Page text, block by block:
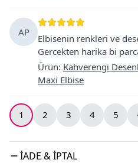
AP
Elbisenin renkleri ve
Gercekten harika bi
Ürün: Kahverengi
Maxi Elbise
1 2 3 4 5
İADE & İPTAL